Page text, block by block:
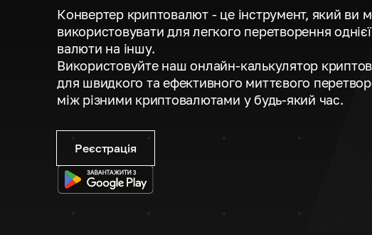
Конвертер криптовалют - це інструмент, який ви
використовувати для легкого перетворення однієї
валюти на іншу.
Використовуйте наш онлайн-калькулятор
для швидкого та ефективного миттєвого
між різними криптовалютами у будь-який час.
Реєстрація